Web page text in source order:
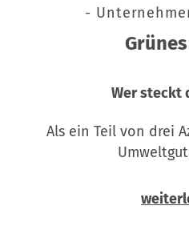
-
Wer steckt
Als ein Teil von drei